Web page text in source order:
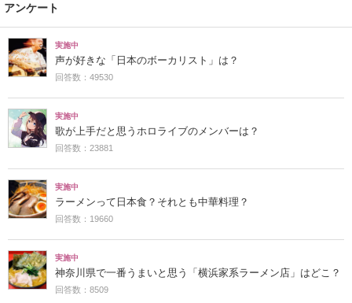
アンケート
実施中
声が好きな「日本のボーカリスト」は？
回答数：49530
実施中
歌が上手だと思うホロライブのメンバーは？
回答数：23881
実施中
ラーメンって日本食？それとも中華料理？
回答数：19660
実施中
神奈川県で一番うまいと思う「横浜家系ラーメン店」はどこ？
回答数：8509